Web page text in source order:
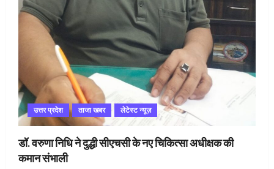
उत्तर प्रदेश ताजा खबर लेटेस्ट न्यूज़
डॉ. वरुणा निधि ने दुद्धी सीएचसी के नए चिकित्सा अधीक्षक की
कमान संभाली